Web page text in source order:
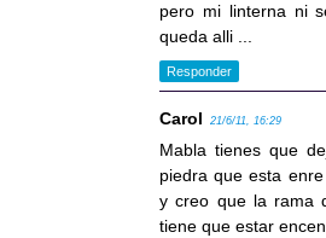
pero mi linterna ni
queda alli ...
Responder
Carol 21/6/11, 16:29
Mabla tienes que
piedra que esta
y creo que la rama
tiene que estar